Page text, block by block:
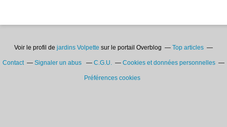
Voir le profil de jardins Volpette sur le portail Overblog Top articles
Contact Signaler un abus C.G.U. Cookies et données personnelles
Préférences cookies